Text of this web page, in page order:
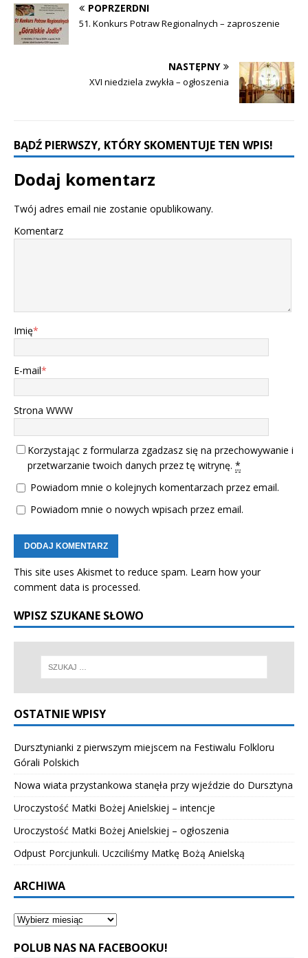
POPRZERDNI
51. Konkurs Potraw Regionalnych – zaproszenie
NASTĘPNY
XVI niedziela zwykła – ogłoszenia
BĄDŹ PIERWSZY, KTÓRY SKOMENTUJE TEN WPIS!
Dodaj komentarz
Twój adres email nie zostanie opublikowany.
Komentarz
Imię*
E-mail*
Strona WWW
Korzystając z formularza zgadzasz się na przechowywanie i
przetwarzanie twoich danych przez tę witrynę. *
Powiadom mnie o kolejnych komentarzach przez email.
Powiadom mnie o nowych wpisach przez email.
This site uses Akismet to reduce spam. Learn how your
comment data is processed.
WPISZ SZUKANE SŁOWO
OSTATNIE WPISY
Dursztynianki z pierwszym miejscem na Festiwalu Folkloru
Górali Polskich
Nowa wiata przystankowa stanęła przy wjeździe do Dursztyna
Uroczystość Matki Bożej Anielskiej – intencje
Uroczystość Matki Bożej Anielskiej – ogłoszenia
Odpust Porcjunkuli. Uczciliśmy Matkę Bożą Anielską
ARCHIWA
POLUB NAS NA FACEBOOKU!